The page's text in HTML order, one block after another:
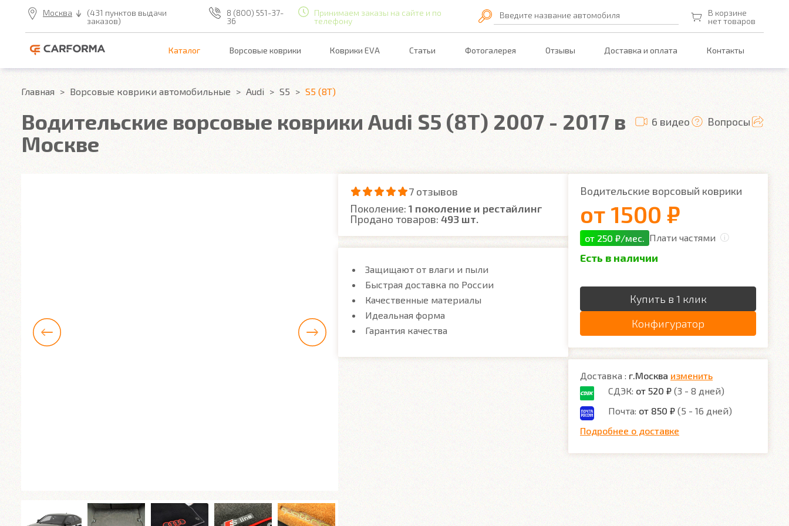
Москва
(431 пунктов выдачи
заказов)
8 (800) 551-37-
36
Принимаем заказы на сайте и по
телефону
Введите название автомобиля
В корзине
нет товаров
Каталог Ворсовые коврики Коврики EVA Статьи Фотогалерея Отзывы Доставка и оплата Контакты
Главная Ворсовые коврики автомобильные Audi S5 S5 (8T)
Водительские ворсовые коврики Audi S5 (8T) 2007 - 2017 в
Москве
6 видео Вопросы
7 отзывов
Поколение: 1 поколение и рестайлинг
Продано товаров: 493 шт.
Защищают от влаги и пыли
Быстрая доставка по России
Качественные материалы
Идеальная форма
Гарантия качества
Водительские ворсовый коврики
от 1500 ₽
от 250 ₽/мес. Плати частями
Есть в наличии
Купить в 1 клик
Конфигуратор
Доставка : г.Москва изменить
СДЭК: от 520 ₽ (3 - 8 дней)
Почта: от 850 ₽ (5 - 16 дней)
Подробнее о доставке